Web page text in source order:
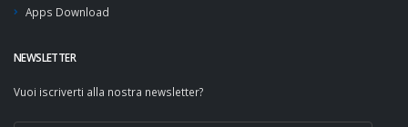
Apps Download
NEWSLETTER
Vuoi iscriverti alla nostra newsletter?